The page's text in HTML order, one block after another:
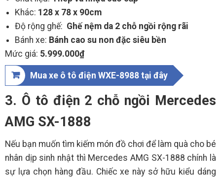
Khác: 128 x 78 x 90cm
Độ rộng ghế: Ghế nệm da 2 chỗ ngồi rộng rãi
Bánh xe: Bánh cao su non đặc siêu bền
Mức giá: 5.999.000₫
Mua xe ô tô điện WXE-8988 tại đây
3. Ô tô điện 2 chỗ ngồi Mercedes
AMG SX-1888
Nếu bạn muốn tìm kiếm món đồ chơi để làm quà cho bé
nhân dịp sinh nhật thì Mercedes AMG SX-1888 chính là
sự lựa chọn hàng đầu. Chiếc xe này sở hữu kiểu dáng